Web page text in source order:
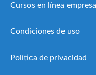
Cursos en línea
Condiciones de uso
Política de privacidad